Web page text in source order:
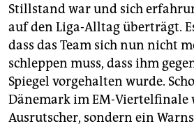
Stillstand war und sich
auf den Liga-Alltag überträgt.
dass das Team sich nun nicht
schleppen muss, dass ihm
Spiegel vorgehalten wurde.
Dänemark im EM-Viertelfinale
Ausrutscher, sondern ein